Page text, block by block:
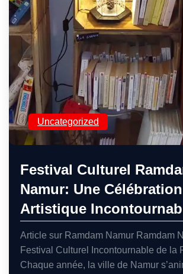
Uncategorized
Festival Culturel
Namur: Une Célébration
Artistique
Article sur Ramdam Namur Ramdam
Festival Culturel Incontournable de la
Chaque année, la ville de Namur